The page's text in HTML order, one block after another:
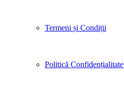
Termeni și Condiții
Politică Confidențialitate